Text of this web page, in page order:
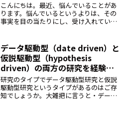
こんにちは。最近、悩んでいることがあ
ります。悩んでいるというよりは、その
事実を目の当たりにし、受け入れている
悩みを皆さんに打ち明けたいと思いま
す。追記（2019年5月1...
データ駆動型（date driven）と
仮説駆動型（hypothesis
driven）の両方の研究を経験か
ら、研究を始めたばかりの学生に
伝えたいこと。
研究のタイプでデータ駆動型研究と仮説
駆動型研究というタイプがあるのはご存
知でしょうか。大雑把に言うと・データ